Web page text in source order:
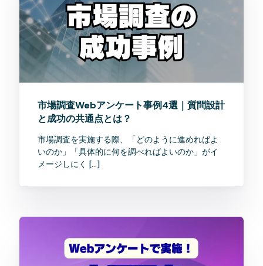
市場調査Webアンケート事例4選｜質問設計
と成功の共通点とは？
市場調査を実施する際、「どのように進めればよ
いのか」「具体的に何を調べればよいのか」がイ
メージしにく […]